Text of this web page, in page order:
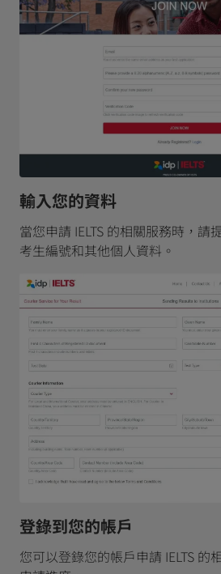
輸入您的資料
當您申請 IELTS 的相關服務時，請
考生編號和其他個人資料。
登錄到您的帳戶
您可以登錄您的帳戶申請 IELTS 的